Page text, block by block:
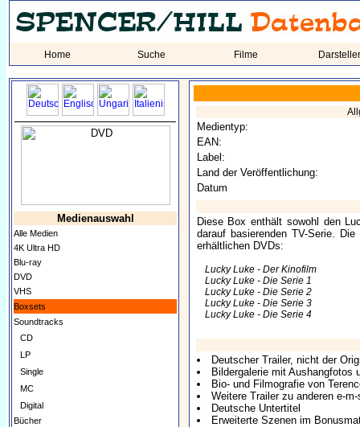
Home Suche Filme Darsteller
Medienauswahl
Alle Medien
4K Ultra HD
Blu-ray
DVD
VHS
Boxsets
Soundtracks
CD
LP
Single
MC
Digital
Bücher
Medientyp:
EAN:
Label:
Land der Veröffentlichung:
Datum
Diese Box enthält sowohl den
darauf basierenden TV-Serie.
erhältlichen DVDs:
Lucky Luke - Der Kinofilm
Lucky Luke - Die Serie 1
Lucky Luke - Die Serie 2
Lucky Luke - Die Serie 3
Lucky Luke - Die Serie 4
Deutscher Trailer, nicht der
Bildergalerie mit Aushangfotos
Bio- und Filmografie von
Weitere Trailer zu anderen e-
Deutsche Untertitel
Erweiterte Szenen im